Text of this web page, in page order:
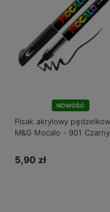
NOWOŚĆ
Pisak akrylowy
M&G Mocalo - 901 Czarny
5,90 zł